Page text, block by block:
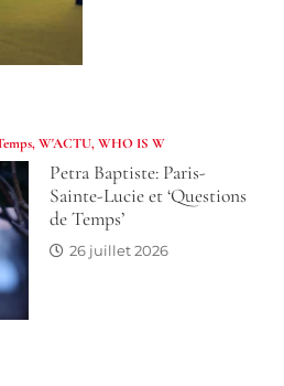
,W'ACTU,WHO IS W
Petra Baptiste: Paris-
Sainte-Lucie et ‘Questions
de Temps’
26 juillet 2026